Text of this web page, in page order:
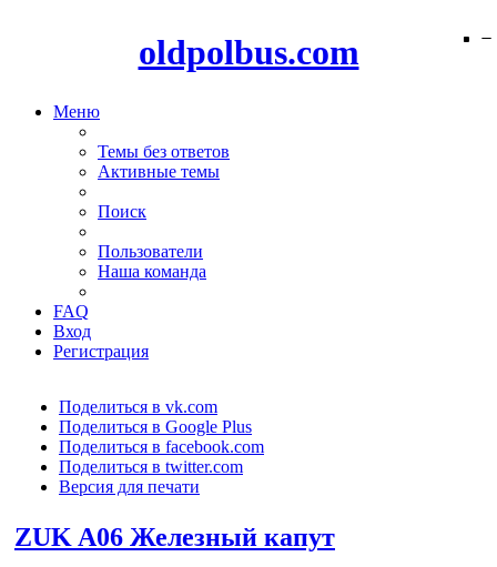
oldpolbus.com
Меню
Темы без ответов
Активные темы
Поиск
Пользователи
Наша команда
FAQ
Вход
Регистрация
Поделиться в vk.com
Поделиться в Google Plus
Поделиться в facebook.com
Поделиться в twitter.com
Версия для печати
ZUK A06 Железный капут
−
−
−
−
−
−